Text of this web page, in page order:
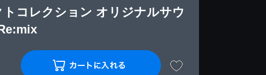
トコレクション オリジナルサウ